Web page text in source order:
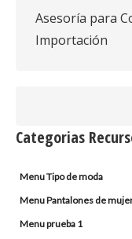
Asesoría para
Importación
Categorias
Menu Tipo de moda
Menu Pantalones de
Menu prueba 1